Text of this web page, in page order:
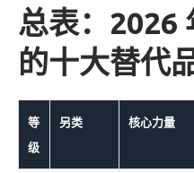
总表：2026
的十大替代
等
级
另类 核心力量